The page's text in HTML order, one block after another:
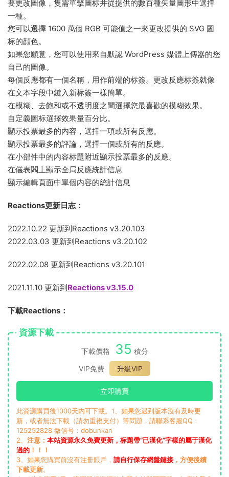
要更改圖像，隻需單擊圖标并從提供的數百種矢量圖形中選擇
一種。
您可以選擇 1600 萬個 RGB 可能值之一來更改提供的 SVG 圖
标的顔色。
如果您願意，您可以使用來自默認 WordPress 媒體上傳器的您
自己的圖像。
每個反應都有一個名稱，用作前端的标簽。更改反應标簽就像
在文本字段中鍵入新标簽一樣簡單。
在模糊、去飽和或不透明度之間選擇您最喜歡的模糊效果。
自定義圖标選擇效果量百分比。
顯示投票最多的内容，選擇一項或所有反應。
顯示投票最多的評論，選擇一個或所有的反應。
在小部件中的内容标題附近顯示投票最多的反應。
在儀表闆上顯示全局反應統計信息
顯示編輯頁面中單個内容的統計信息
Reactions更新日志：
2022.10.22 更新到Reactions v3.20.103
2022.03.03 更新到Reactions v3.20.102
2022.02.08 更新到Reactions v3.20.101
2021.11.10 更新到Reactions v3.15.0
下載Reactions：
資源下載
下載價格 35 積分
VIP免費
升級VIP
立即購買
此資源購買後1000天内可下載。1、如果您遇到版本沒有及時更
新，或者無法下載（請勿重複支付）等問題，請聯系客服QQ：
125252828 微信号：dobunkan
2、 注意： 本站資源永久免費更新，标題帶“已漢化”字樣的屬于漢化
過的 ！！！
3、如果您購買前沒有注冊賬戶， 請自行保存網盤鏈接 ，方便後續
下載更新。